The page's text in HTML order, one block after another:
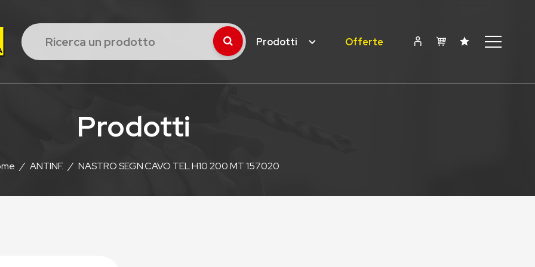
Prodotti Offerte
Prodotti
/ ANTINF. / NASTRO SEGN.CAVO TEL H10 200 MT 157020